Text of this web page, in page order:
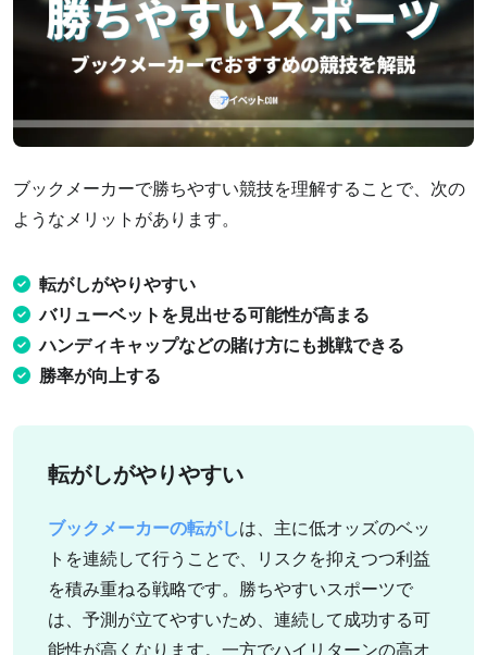
ブックメーカーで勝ちやすい競技を理解することで、次の
ようなメリットがあります。
転がしがやりやすい
バリューベットを見出せる可能性が高まる
ハンディキャップなどの賭け方にも挑戦できる
勝率が向上する
転がしがやりやすい
ブックメーカーの転がしは、主に低オッズのベッ
トを連続して行うことで、リスクを抑えつつ利益
を積み重ねる戦略です。勝ちやすいスポーツで
は、予測が立てやすいため、連続して成功する可
能性が高くなります。一方でハイリターンの高オ